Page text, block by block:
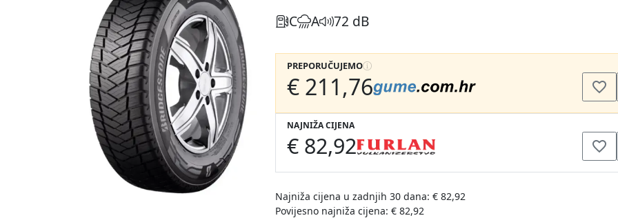
C A 72 dB
PREPORUČUJEMO
€ 211,76
NAJNIŽA CIJENA
€ 82,92
Najniža cijena u zadnjih 30 dana: € 82,92
Povijesno najniža cijena: € 82,92